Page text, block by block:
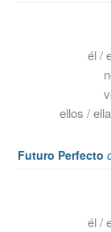
él /
ellos /
Futuro Perfecto
él /